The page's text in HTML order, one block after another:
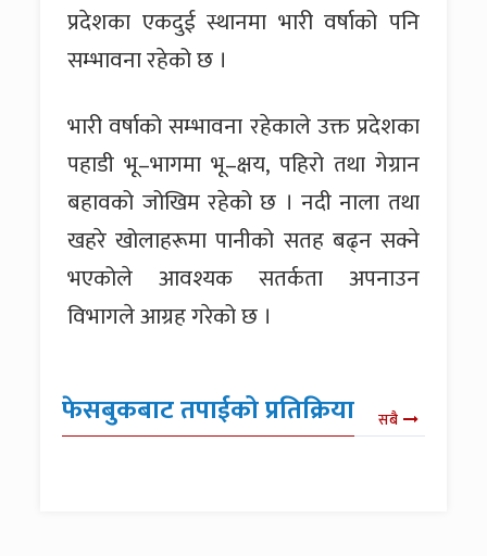
प्रदेशका एकदुई स्थानमा भारी वर्षाको पनि
सम्भावना रहेको छ ।
भारी वर्षाको सम्भावना रहेकाले उक्त प्रदेशका
पहाडी भू–भागमा भू–क्षय, पहिरो तथा गेग्रान
बहावको जोखिम रहेको छ । नदी नाला तथा
खहरे खोलाहरूमा पानीको सतह बढ्न सक्ने
भएकोले आवश्यक सतर्कता अपनाउन
विभागले आग्रह गरेको छ ।
फेसबुकबाट तपाईको प्रतिक्रिया सबै